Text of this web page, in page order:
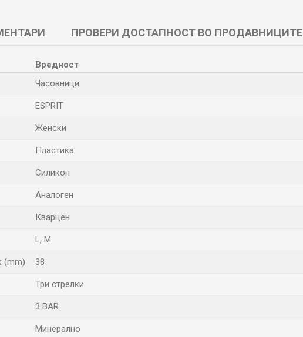
ПРОВЕРИ ДОСТАПНОСТ ВО ПРОДАВНИЦИТЕ
Вредност
Часовници
ESPRIT
Женски
Пластика
Силикон
Аналоген
Кварцен
L, M
(mm) 38
Три стрелки
3 BAR
Минерално